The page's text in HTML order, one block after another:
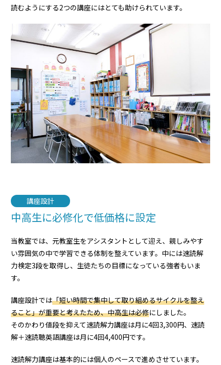
読むようにする2つの講座にはとても助けられています。
講座設計
中高生に必修化で低価格に設定
当教室では、元教室生をアシスタントとして迎え、親しみやす
い雰囲気の中で学習できる体制を整えています。中には速読解
力検定3段を取得し、生徒たちの目標になっている強者もいま
す。
講座設計では「短い時間で集中して取り組めるサイクルを整え
ること」が重要と考えたため、中高生は必修にしました。
そのかわり値段を抑えて速読解力講座は月に4回3,300円、速読
解＋速読聴英語講座は月に4回4,400円です。
速読解力講座は基本的には個人のペースで進めさせています。